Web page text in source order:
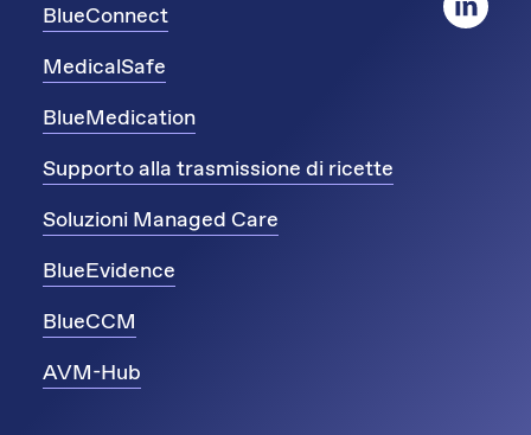
BlueConnect
MedicalSafe
BlueMedication
Supporto alla trasmissione di ricette
Soluzioni Managed Care
BlueEvidence
BlueCCM
AVM-Hub